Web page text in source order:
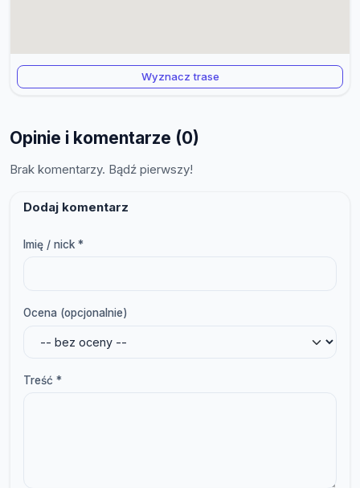
Wyznacz trase
Opinie i komentarze (0)
Brak komentarzy. Bądź pierwszy!
Dodaj komentarz
Imię / nick *
Ocena (opcjonalnie)
Treść *